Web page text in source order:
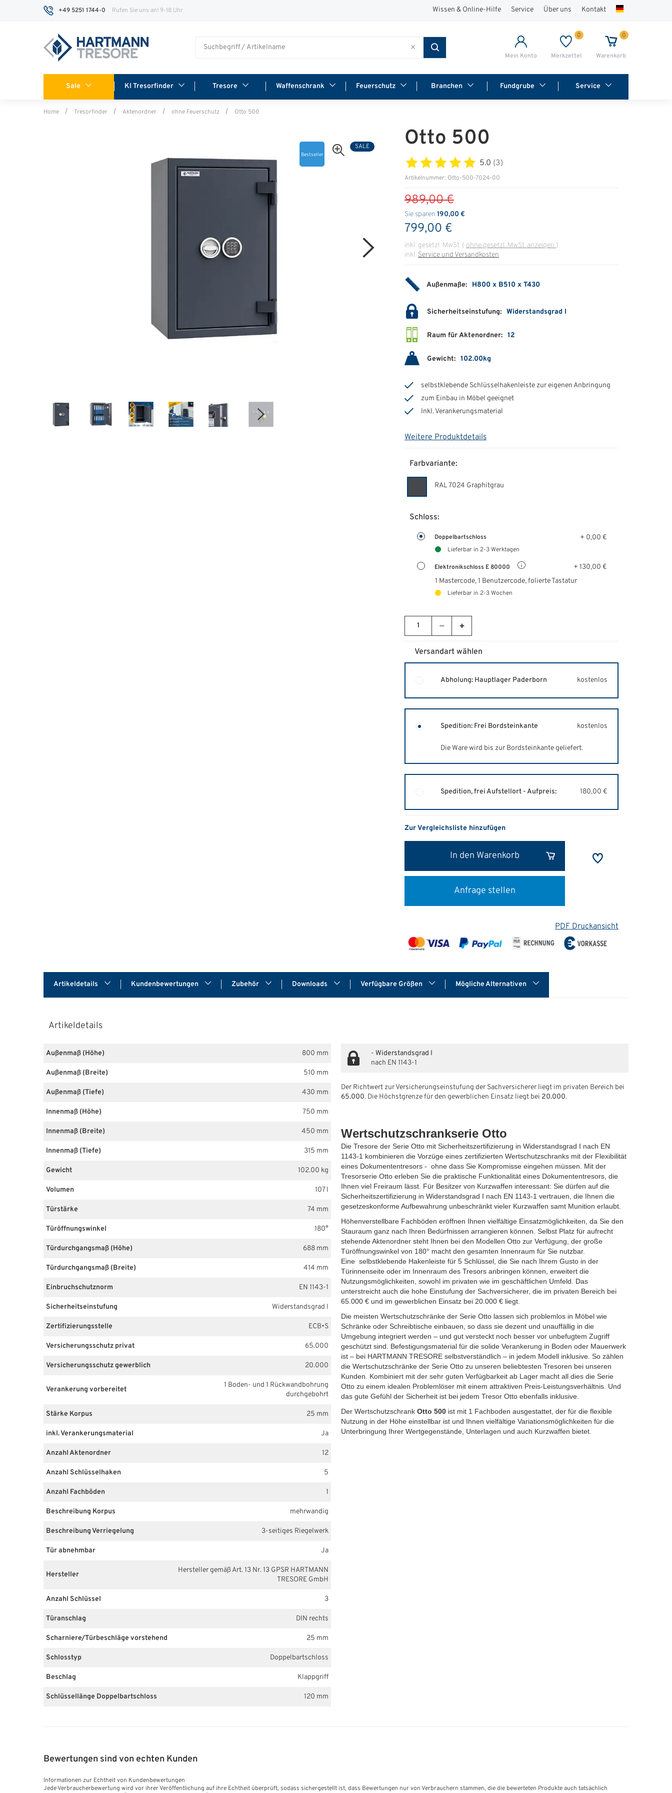
+49 5251 1744-0 Rufen Sie uns an! 9-18 Uhr Wissen & Online-Hilfe Service Über uns Kontakt
Mein Konto
0
Merkzettel
0
Warenkorb
Sale KI Tresorfinder Tresore Waffenschrank Feuerschutz Branchen Fundgrube Service
Home Tresorfinder Aktenordner ohne Feuerschutz Otto 500
Bestseller
SALE Otto 500
5.0 (3)
Artikelnummer: Otto-500-7024-00
989,00 €
Sie sparen 190,00 €
799,00 €
inkl. gesetzl. MwSt. ( ohne gesetzl. MwSt. anzeigen )
inkl. Service und Versandkosten
Außenmaße: H800 x B510 x T430
Sicherheitseinstufung: Widerstandsgrad I
Raum für Aktenordner: 12
Gewicht: 102.00kg
selbstklebende Schlüsselhakenleiste zur eigenen Anbringung
zum Einbau in Möbel geeignet
Inkl. Verankerungsmaterial
Weitere Produktdetails
Farbvariante:
RAL 7024 Graphitgrau
Schloss:
Doppelbartschloss + 0,00 €
Lieferbar in 2-3 Werktagen
Elektronikschloss E 80000
+ 130,00 €
1 Mastercode, 1 Benutzercode, folierte Tastatur
Lieferbar in 2-3 Wochen
Versandart wählen
Abholung: Hauptlager Paderborn kostenlos
Spedition: Frei Bordsteinkante kostenlos
Die Ware wird bis zur Bordsteinkante geliefert.
Spedition, frei Aufstellort - Aufpreis: 180,00 €
Zur Vergleichsliste hinzufügen
In den Warenkorb
Anfrage stellen
PDF Druckansicht
Artikeldetails Kundenbewertungen Zubehör Downloads Verfügbare Größen Mögliche Alternativen
Artikeldetails
Außenmaß (Höhe) 800 mm
Außenmaß (Breite) 510 mm
Außenmaß (Tiefe) 430 mm
Innenmaß (Höhe) 750 mm
Innenmaß (Breite) 450 mm
Innenmaß (Tiefe) 315 mm
Gewicht 102.00 kg
Volumen 107 l
Türstärke 74 mm
Türöffnungswinkel 180°
Türdurchgangsmaß (Höhe) 688 mm
Türdurchgangsmaß (Breite) 414 mm
Einbruchschutznorm EN 1143-1
Sicherheitseinstufung Widerstandsgrad I
Zertifizierungsstelle ECB•S
Versicherungsschutz privat 65.000
Versicherungsschutz gewerblich 20.000
Verankerung vorbereitet
1 Boden- und 1 Rückwandbohrung
durchgebohrt
Stärke Korpus 25 mm
inkl. Verankerungsmaterial Ja
Anzahl Aktenordner 12
Anzahl Schlüsselhaken 5
Anzahl Fachböden 1
Beschreibung Korpus mehrwandig
Beschreibung Verriegelung 3-seitiges Riegelwerk
Tür abnehmbar Ja
Hersteller
Hersteller gemäß Art. 13 Nr. 13 GPSR HARTMANN
TRESORE GmbH
Anzahl Schlüssel 3
Türanschlag DIN rechts
Scharniere/Türbeschläge vorstehend 25 mm
Schlosstyp Doppelbartschloss
Beschlag Klappgriff
Schlüssellänge Doppelbartschloss 120 mm
- Widerstandsgrad I
nach EN 1143-1
Der Richtwert zur Versicherungseinstufung der Sachversicherer liegt im privaten Bereich bei
65.000. Die Höchstgrenze für den gewerblichen Einsatz liegt bei 20.000.
Wertschutzschrankserie Otto
Die Tresore der Serie Otto mit Sicherheitszertifizierung in Widerstandsgrad I nach EN
1143-1 kombinieren die Vorzüge eines zertifizierten Wertschutzschranks mit der Flexibilität
eines Dokumententresors - ohne dass Sie Kompromisse eingehen müssen. Mit der
Tresorserie Otto erleben Sie die praktische Funktionalität eines Dokumententresors, die
Ihnen viel Freiraum lässt. Für Besitzer von Kurzwaffen interessant: Sie dürfen auf die
Sicherheitszertifizierung in Widerstandsgrad I nach EN 1143-1 vertrauen, die Ihnen die
gesetzeskonforme Aufbewahrung unbeschränkt vieler Kurzwaffen samt Munition erlaubt.
Höhenverstellbare Fachböden eröffnen Ihnen vielfältige Einsatzmöglichkeiten, da Sie den
Stauraum ganz nach Ihren Bedürfnissen arrangieren können. Selbst Platz für aufrecht
stehende Aktenordner steht Ihnen bei den Modellen Otto zur Verfügung, der große
Türöffnungswinkel von 180° macht den gesamten Innenraum für Sie nutzbar.
Eine selbstklebende Hakenleiste für 5 Schlüssel, die Sie nach Ihrem Gusto in der
Türinnenseite oder im Innenraum des Tresors anbringen können, erweitert die
Nutzungsmöglichkeiten, sowohl im privaten wie im geschäftlichen Umfeld. Das
unterstreicht auch die hohe Einstufung der Sachversicherer, die im privaten Bereich bei
65.000 € und im gewerblichen Einsatz bei 20.000 € liegt.
Die meisten Wertschutzschränke der Serie Otto lassen sich problemlos in Möbel wie
Schränke oder Schreibtische einbauen, so dass sie dezent und unauffällig in die
Umgebung integriert werden – und gut versteckt noch besser vor unbefugtem Zugriff
geschützt sind. Befestigungsmaterial für die solide Verankerung in Boden oder Mauerwerk
ist – bei HARTMANN TRESORE selbstverständlich – in jedem Modell inklusive. So zählen
die Wertschutzschränke der Serie Otto zu unseren beliebtesten Tresoren bei unseren
Kunden. Kombiniert mit der sehr guten Verfügbarkeit ab Lager macht all dies die Serie
Otto zu einem idealen Problemlöser mit einem attraktiven Preis-Leistungsverhältnis. Und
das gute Gefühl der Sicherheit ist bei jedem Tresor Otto ebenfalls inklusive.
Der Wertschutzschrank Otto 500 ist mit 1 Fachboden ausgestattet, der für die flexible
Nutzung in der Höhe einstellbar ist und Ihnen vielfältige Variationsmöglichkeiten für die
Unterbringung Ihrer Wertgegenstände, Unterlagen und auch Kurzwaffen bietet.
Bewertungen sind von echten Kunden
Informationen zur Echtheit von Kundenbewertungen
Jede Verbraucherbewertung wird vor ihrer Veröffentlichung auf ihre Echtheit überprüft, sodass sichergestellt ist, dass Bewertungen nur von Verbrauchern stammen, die die bewerteten Produkte auch tatsächlich